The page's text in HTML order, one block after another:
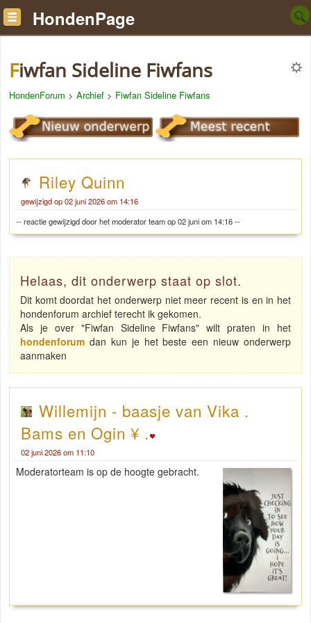
HondenPage
Fiwfan Sideline Fiwfans
HondenForum > Archief > Fiwfan Sideline Fiwfans
Riley Quinn
gewijzigd op 02 juni 2026 om 14:16
-- reactie gewijzigd door het moderator team op 02 juni om 14:16 --
Helaas, dit onderwerp staat op slot.
Dit komt doordat het onderwerp niet meer recent is en in het
hondenforum archief terecht ik gekomen.
Als je over "Fiwfan Sideline Fiwfans" wilt praten in het
hondenforum dan kun je het beste een nieuw onderwerp
aanmaken
Willemijn - baasje van Vika .
Bams en Ogin ¥ .
02 juni 2026 om 11:10
Moderatorteam is op de hoogte gebracht.